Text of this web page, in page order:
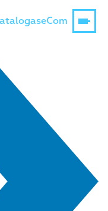
eCom